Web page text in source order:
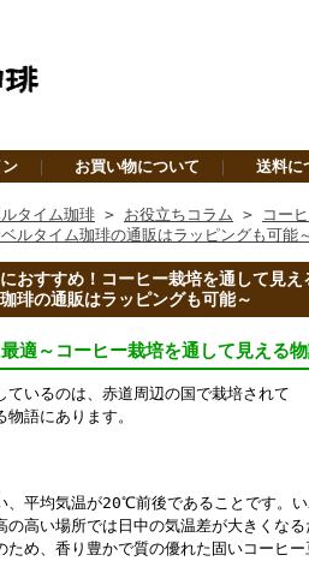
お買い物について 送料に
タイム珈琲 > お役立ちコラム >
コー
ルタイム珈琲の通販はラッピングも可
おすすめ！コーヒー栽培を通して見え
琲の通販はラッピングも可能～
適～コーヒー栽培を通して見える
ているのは、赤道周辺の国で栽培されて
語にあります。
、平均気温が20℃前後であることです。
の高い場所では日中の気温差が大きくな
ため、香り豊かで質の優れた固いコーヒー